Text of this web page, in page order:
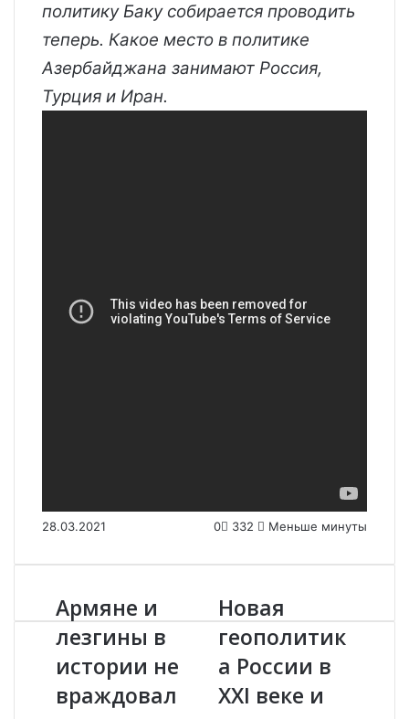
политику Баку собирается проводить
теперь. Какое место в политике
Азербайджана занимают Россия,
Турция и Иран.
28.03.2021 0 332 Меньше минуты
А
р
м
я
н
е
Армяне и
лезгины в
истории не
враждовал
Н
о
в
а
я
г
Новая
геополитик
а России в
XXI веке и